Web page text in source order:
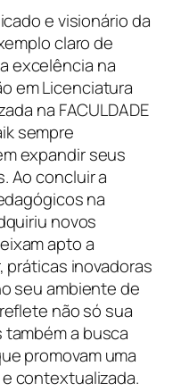
e visionário da
claro de
excelência na
em Licenciatura
na FACULDADE
sempre
expandir seus
Ao concluir a
na
novos
apto a
práticas inovadoras
seu ambiente de
não só sua
a busca
promovam uma
contextualizada.